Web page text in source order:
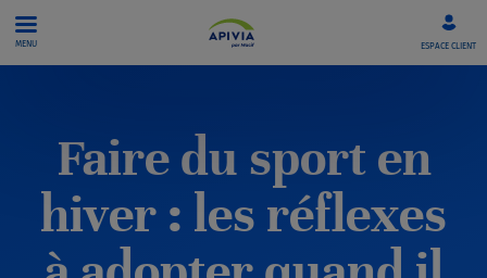
MENU ESPACE CLIENT
Faire du sport en
hiver : les réflexes